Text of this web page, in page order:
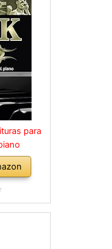
para